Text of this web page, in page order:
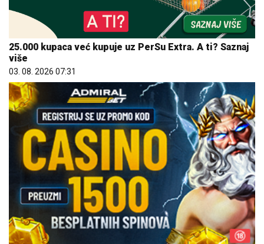
25.000 kupaca već kupuje uz PerSu Extra. A ti? Saznaj
više
03. 08. 2026 07:31